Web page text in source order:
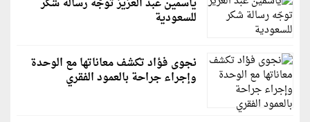
للسعودية
نجوى فؤاد تكشف معاناتها مع الوحدة
وإجراء جراحة بالعمود الفقري